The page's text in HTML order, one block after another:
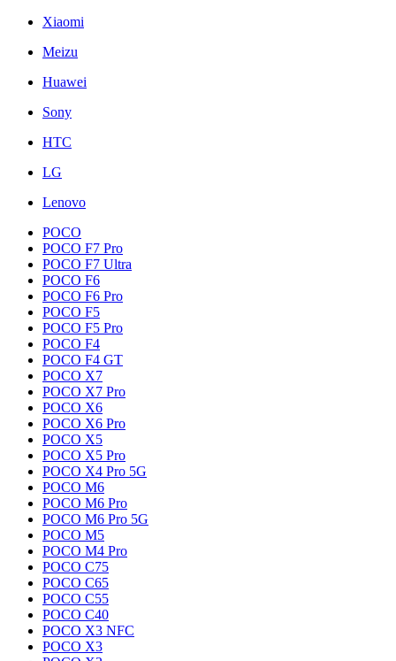
Xiaomi
Meizu
Huawei
Sony
HTC
LG
Lenovo
POCO
POCO F7 Pro
POCO F7 Ultra
POCO F6
POCO F6 Pro
POCO F5
POCO F5 Pro
POCO F4
POCO F4 GT
POCO X7
POCO X7 Pro
POCO X6
POCO X6 Pro
POCO X5
POCO X5 Pro
POCO X4 Pro 5G
POCO M6
POCO M6 Pro
POCO M6 Pro 5G
POCO M5
POCO M4 Pro
POCO C75
POCO C65
POCO C55
POCO C40
POCO X3 NFC
POCO X3